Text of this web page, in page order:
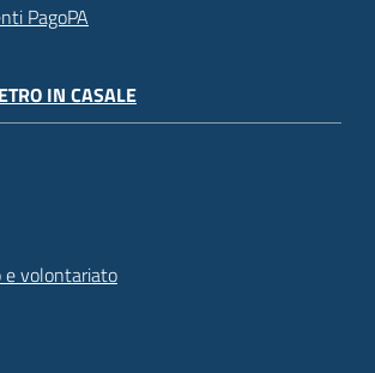
PagoPA
IN CASALE
e volontariato